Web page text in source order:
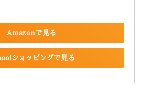
Amazonで見る
ショッピングで見る